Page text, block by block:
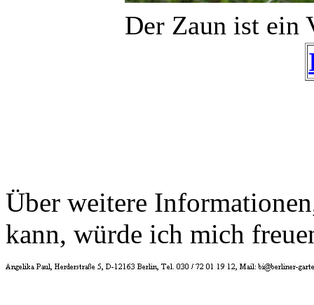
Der Zaun ist ein
Über weitere
kann, würde ich mich